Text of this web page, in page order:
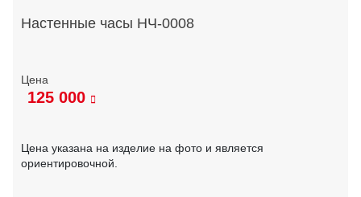
Настенные часы НЧ-0008
125 000
Цена указана на изделие на фото и является
ориентировочной.